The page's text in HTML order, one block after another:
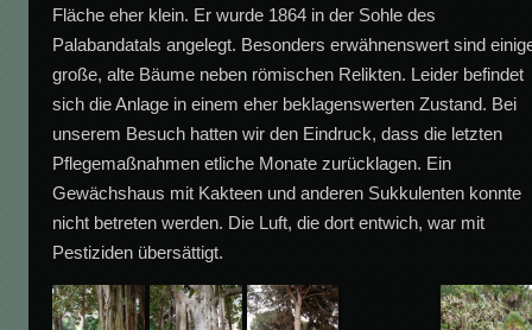
Fläche eher klein. Er wurde 1864 in der Sohle des
Palabandatals angelegt. Besonders erwähnenswert sind
große, alte Bäume neben römischen Relikten. Leider befindet
sich die Anlage in einem eher beklagenswerten Zustand. Bei
unserem Besuch hatten wir den Eindruck, dass die letzten
Pflegemaßnahmen etliche Monate zurücklagen. Ein
Gewächshaus mit Kakteen und anderen Sukkulenten konnte
nicht betreten werden. Die Luft, die dort entwich, war mit
Pestiziden übersättigt.